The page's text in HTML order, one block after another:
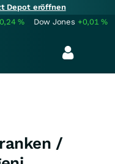
Depot eröffnen
% Dow Jones +0,01%
/